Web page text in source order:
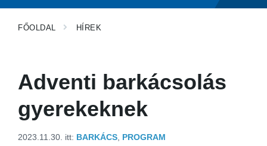
FŐOLDAL HÍREK
Adventi barkácsolás
gyerekeknek
2023.11.30. itt: BARKÁCS PROGRAM